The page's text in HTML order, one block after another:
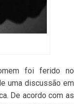
foi ferido no
uma discussão em
De acordo com as